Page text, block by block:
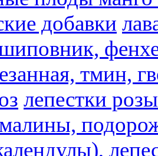
добавки
тмин,
лепестки розы